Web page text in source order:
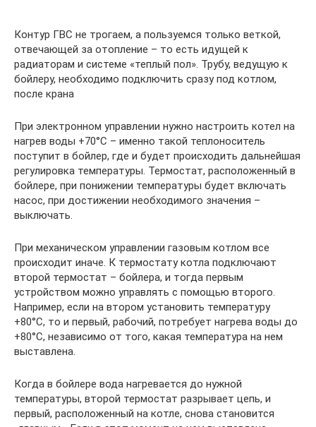
Контур ГВС не трогаем, а пользуемся только веткой,
отвечающей за отопление – то есть идущей к
радиаторам и системе «теплый пол». Трубу, ведущую к
бойлеру, необходимо подключить сразу под котлом,
после крана
При электронном управлении нужно настроить котел на
нагрев воды +70°С – именно такой теплоноситель
поступит в бойлер, где и будет происходить дальнейшая
регулировка температуры. Термостат, расположенный в
бойлере, при понижении температуры будет включать
насос, при достижении необходимого значения –
выключать.
При механическом управлении газовым котлом все
происходит иначе. К термостату котла подключают
второй термостат – бойлера, и тогда первым
устройством можно управлять с помощью второго.
Например, если на втором установить температуру
+80°С, то и первый, рабочий, потребует нагрева воды до
+80°С, независимо от того, какая температура на нем
выставлена.
Когда в бойлере вода нагревается до нужной
температуры, второй термостат разрывает цепь, и
первый, расположенный на котле, снова становится